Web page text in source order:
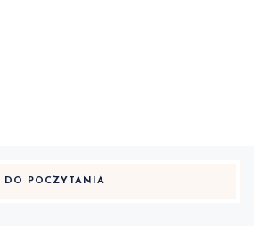
DO POCZYTANIA